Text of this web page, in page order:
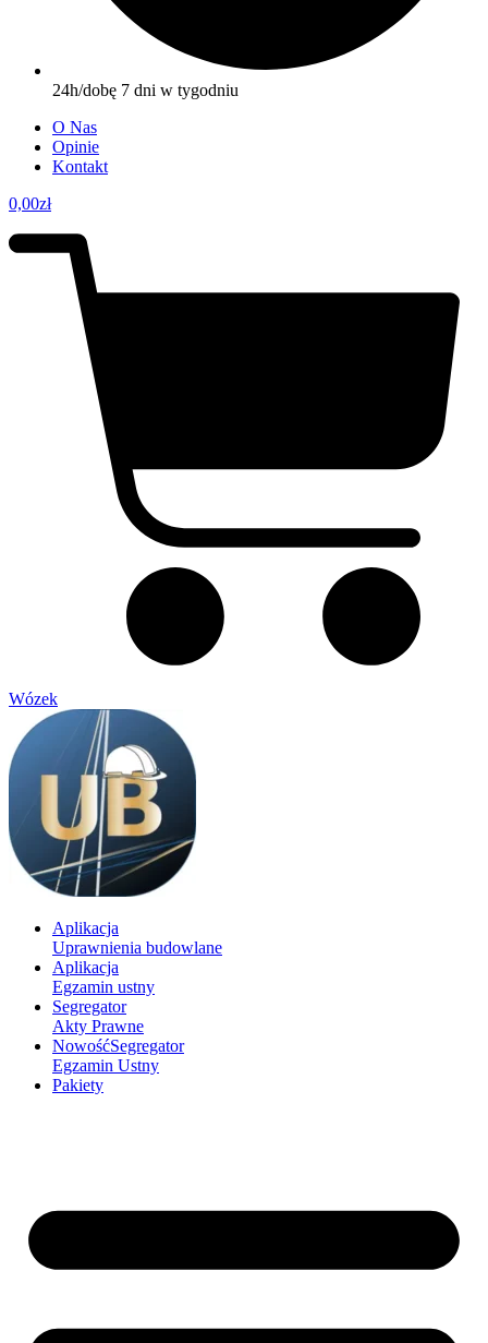
24h/dobę 7 dni w tygodniu
O Nas
Opinie
Kontakt
0,00zł
Wózek
Aplikacja
Uprawnienia budowlane
Aplikacja
Egzamin ustny
Segregator
Akty Prawne
NowośćSegregator
Egzamin Ustny
Pakiety